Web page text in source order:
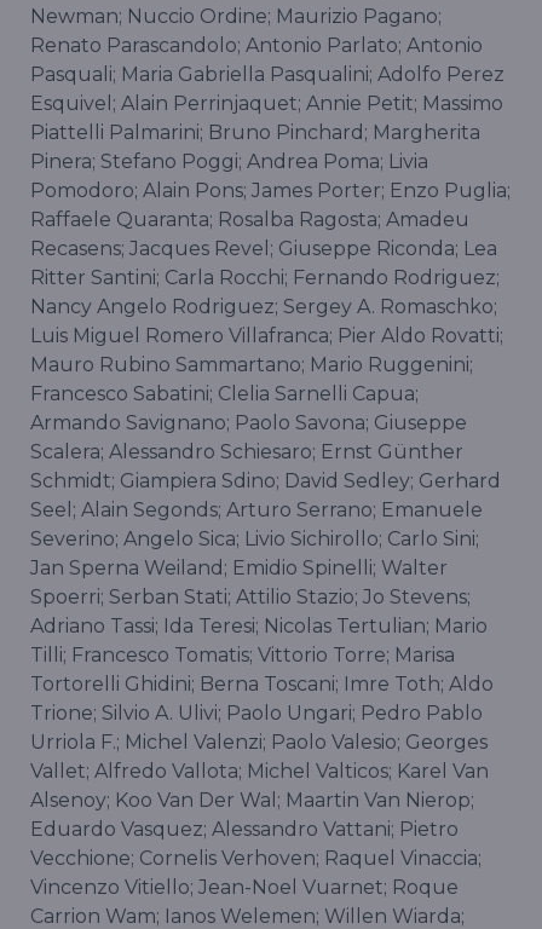
Newman; Nuccio Ordine; Maurizio Pagano;
Renato Parascandolo; Antonio Parlato; Antonio
Pasquali; Maria Gabriella Pasqualini; Adolfo Perez
Esquivel; Alain Perrinjaquet; Annie Petit; Massimo
Piattelli Palmarini; Bruno Pinchard; Margherita
Pinera; Stefano Poggi; Andrea Poma; Livia
Pomodoro; Alain Pons; James Porter; Enzo Puglia;
Raffaele Quaranta; Rosalba Ragosta; Amadeu
Recasens; Jacques Revel; Giuseppe Riconda; Lea
Ritter Santini; Carla Rocchi; Fernando Rodriguez;
Nancy Angelo Rodriguez; Sergey A. Romaschko;
Luis Miguel Romero Villafranca; Pier Aldo Rovatti;
Mauro Rubino Sammartano; Mario Ruggenini;
Francesco Sabatini; Clelia Sarnelli Capua;
Armando Savignano; Paolo Savona; Giuseppe
Scalera; Alessandro Schiesaro; Ernst Günther
Schmidt; Giampiera Sdino; David Sedley; Gerhard
Seel; Alain Segonds; Arturo Serrano; Emanuele
Severino; Angelo Sica; Livio Sichirollo; Carlo Sini;
Jan Sperna Weiland; Emidio Spinelli; Walter
Spoerri; Serban Stati; Attilio Stazio; Jo Stevens;
Adriano Tassi; Ida Teresi; Nicolas Tertulian; Mario
Tilli; Francesco Tomatis; Vittorio Torre; Marisa
Tortorelli Ghidini; Berna Toscani; Imre Toth; Aldo
Trione; Silvio A. Ulivi; Paolo Ungari; Pedro Pablo
Urriola F.; Michel Valenzi; Paolo Valesio; Georges
Vallet; Alfredo Vallota; Michel Valticos; Karel Van
Alsenoy; Koo Van Der Wal; Maartin Van Nierop;
Eduardo Vasquez; Alessandro Vattani; Pietro
Vecchione; Cornelis Verhoven; Raquel Vinaccia;
Vincenzo Vitiello; Jean-Noel Vuarnet; Roque
Carrion Wam; Ianos Welemen; Willen Wiarda;